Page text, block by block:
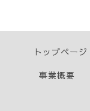
トップページ
事業概要